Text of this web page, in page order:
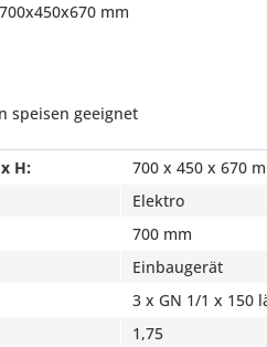
mm
speisen geeignet
H:
700 x 450 x 670
Elektro
700 mm
Einbaugerät
3 x GN 1/1 x 150
1,75